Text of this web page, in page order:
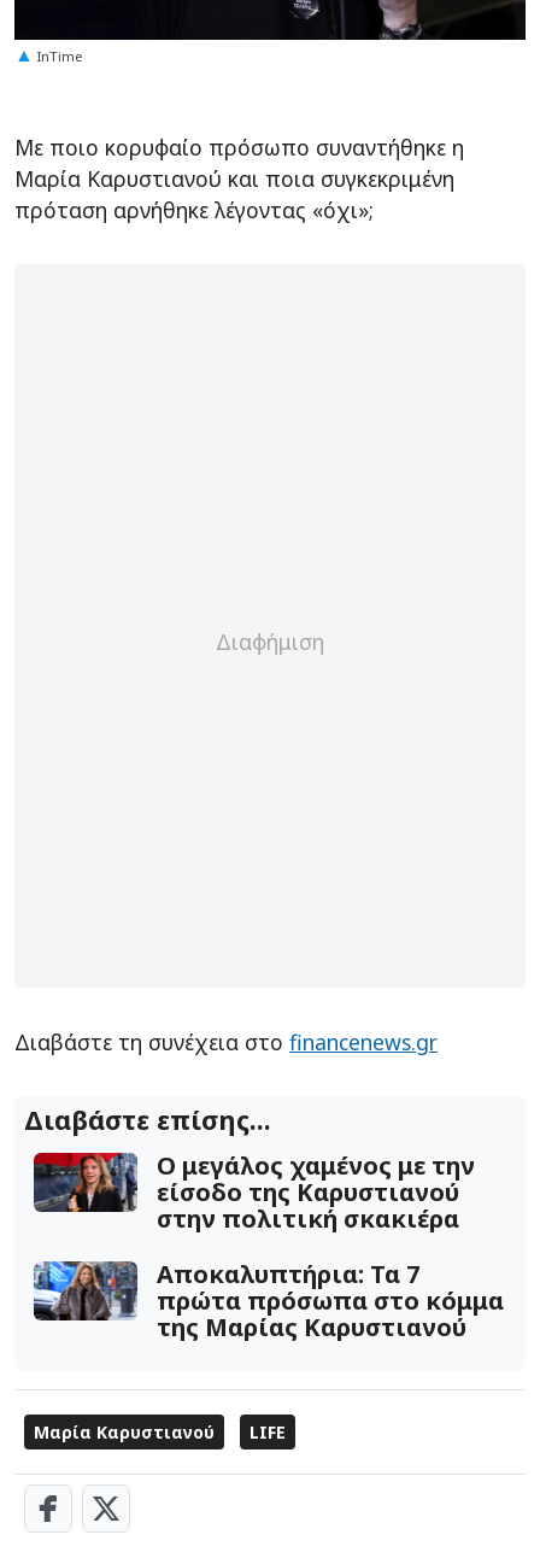
InTime
Με ποιο κορυφαίο πρόσωπο συναντήθηκε η
Μαρία Καρυστιανού και ποια συγκεκριμένη
πρόταση αρνήθηκε λέγοντας «όχι»;
Διαβάστε τη συνέχεια στο financenews.gr
Διαβάστε επίσης...
O μεγάλος χαμένος με την
είσοδο της Καρυστιανού
στην πολιτική σκακιέρα
Αποκαλυπτήρια: Τα 7
πρώτα πρόσωπα στο κόμμα
της Μαρίας Καρυστιανού
Μαρία Καρυστιανού LIFE